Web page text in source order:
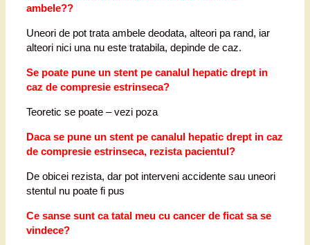
ambele??
Uneori de pot trata ambele deodata, alteori pa rand, iar
alteori nici una nu este tratabila, depinde de caz.
Se poate pune un stent pe canalul hepatic drept in
caz de compresie estrinseca?
Teoretic se poate – vezi poza
Daca se pune un stent pe canalul hepatic drept in caz
de compresie estrinseca, rezista pacientul?
De obicei rezista, dar pot interveni accidente sau uneori
stentul nu poate fi pus
Ce sanse sunt ca tatal meu cu cancer de ficat sa se
vindece?